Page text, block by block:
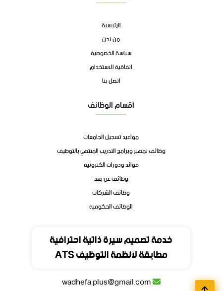
خدمة تصميم سيرة ذاتية احترافية
مطابقة لأنظمة التوظيف ATS
الرئيسية
من نحن
سياسة الخصوصية
اتفاقية الاستخدام
اتصل بنا
أقسام الوظائف
مواعيد تسجيل الجامعات
وظائف تمهير وبرامج التدريب المنتهي بالتوظيف
فوائد ودورات الكترونية
وظائف عن بعد
وظائف الشركات
الوظائف الحكوميه
المملكة العربية السعودية